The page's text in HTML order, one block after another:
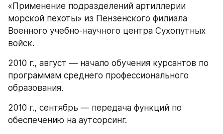
«Применение подразделений артиллерии
морской пехоты» из Пензенского филиала
Военного учебно-научного центра Сухопутных
войск.
2010 г., август — начало обучения курсантов по
программам среднего профессионального
образования.
2010 г., сентябрь — передача функций по
обеспечению на аутсорсинг.